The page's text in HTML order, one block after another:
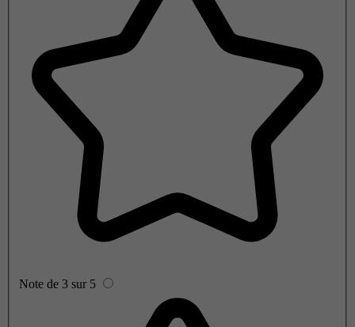
Note de 3 sur 5